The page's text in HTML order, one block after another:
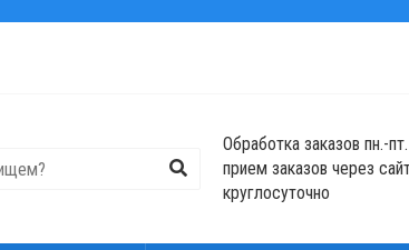
Обработка заказов пн.-
прием заказов через
круглосуточно